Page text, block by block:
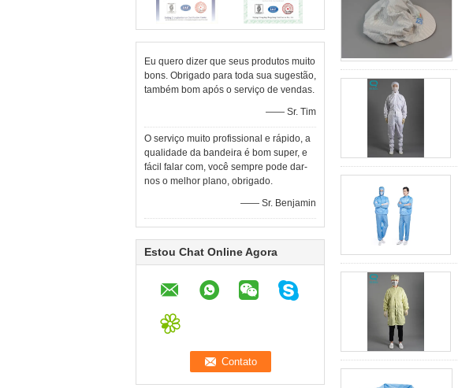
Eu quero dizer que seus produtos muito
bons. Obrigado para toda sua sugestão,
também bom após o serviço de vendas.
—— Sr. Tim
O serviço muito profissional e rápido, a
qualidade da bandeira é bom super, e
fácil falar com, você sempre pode dar-
nos o melhor plano, obrigado.
—— Sr. Benjamin
Estou Chat Online Agora